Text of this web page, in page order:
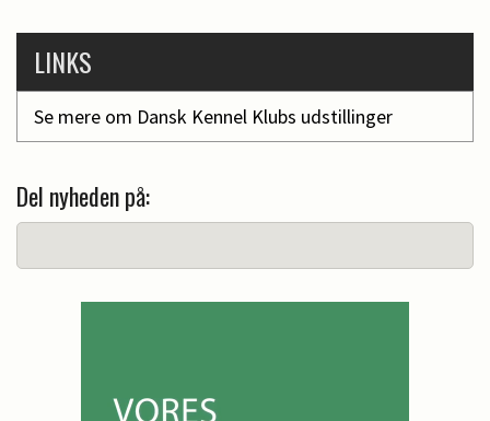
LINKS
Se mere om Dansk Kennel Klubs udstillinger
Del nyheden på: